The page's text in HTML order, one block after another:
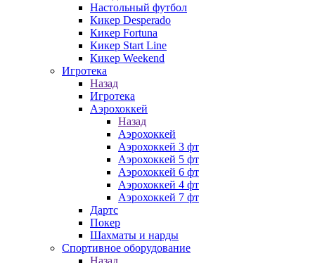
Настольный футбол
Кикер Desperado
Кикер Fortuna
Кикер Start Line
Кикер Weekend
Игротека
Назад
Игротека
Аэрохоккей
Назад
Аэрохоккей
Аэрохоккей 3 фт
Аэрохоккей 5 фт
Аэрохоккей 6 фт
Аэрохоккей 4 фт
Аэрохоккей 7 фт
Дартс
Покер
Шахматы и нарды
Спортивное оборудование
Назад